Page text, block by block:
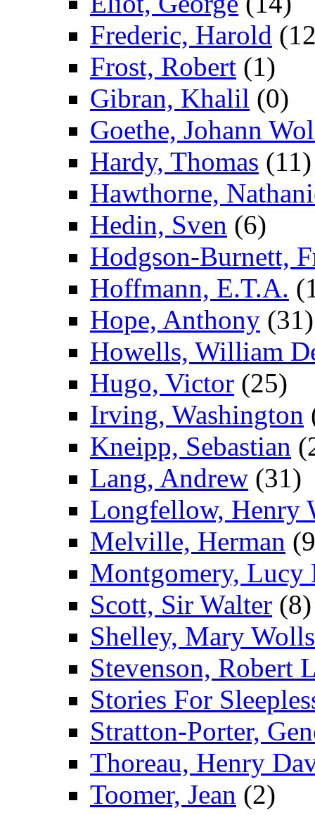
Frederic, Harold
Frost, Robert (1)
Gibran, Khalil (0)
Goethe, Johann
Hardy, Thomas (11)
Hawthorne,
Hedin, Sven (6)
Hodgson-Burnett,
Hoffmann, E.T.A.
Hope, Anthony (31)
Howells, William
Hugo, Victor (25)
Irving, Washington
Kneipp, Sebastian
Lang, Andrew (31)
Longfellow, Henry
Melville, Herman
Montgomery, Lucy
Scott, Sir Walter (8)
Shelley, Mary
Stevenson, Robert
Stories For
Stratton-Porter,
Thoreau, Henry
Toomer, Jean (2)